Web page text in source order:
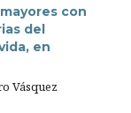
con
del
en
Vásquez